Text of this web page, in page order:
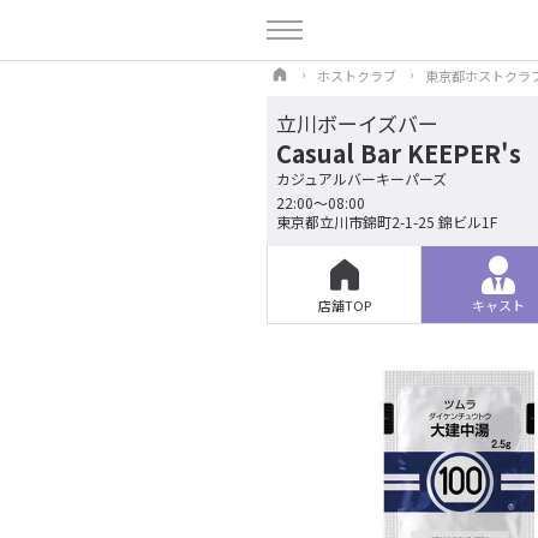
ホストクラブ 東京都ホストクラ
立川ボーイズバー
Casual Bar KEEPER's
カジュアルバーキーパーズ
22:00～08:00
東京都立川市錦町2-1-25 錦ビル1F
店舗TOP キャスト